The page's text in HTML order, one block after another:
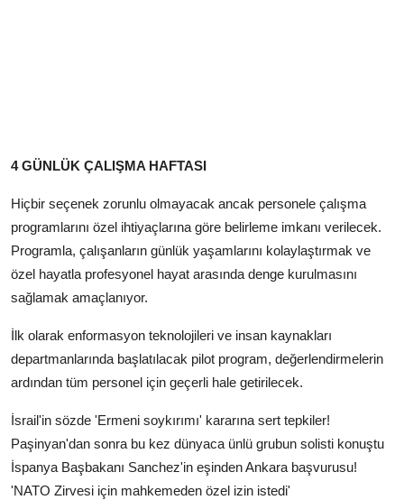
4 GÜNLÜK ÇALIŞMA HAFTASI
Hiçbir seçenek zorunlu olmayacak ancak personele çalışma
programlarını özel ihtiyaçlarına göre belirleme imkanı verilecek.
Programla, çalışanların günlük yaşamlarını kolaylaştırmak ve
özel hayatla profesyonel hayat arasında denge kurulmasını
sağlamak amaçlanıyor.
İlk olarak enformasyon teknolojileri ve insan kaynakları
departmanlarında başlatılacak pilot program, değerlendirmelerin
ardından tüm personel için geçerli hale getirilecek.
İsrail'in sözde 'Ermeni soykırımı' kararına sert tepkiler!
Paşinyan'dan sonra bu kez dünyaca ünlü grubun solisti konuştu
İspanya Başbakanı Sanchez'in eşinden Ankara başvurusu!
'NATO Zirvesi için mahkemeden özel izin istedi'